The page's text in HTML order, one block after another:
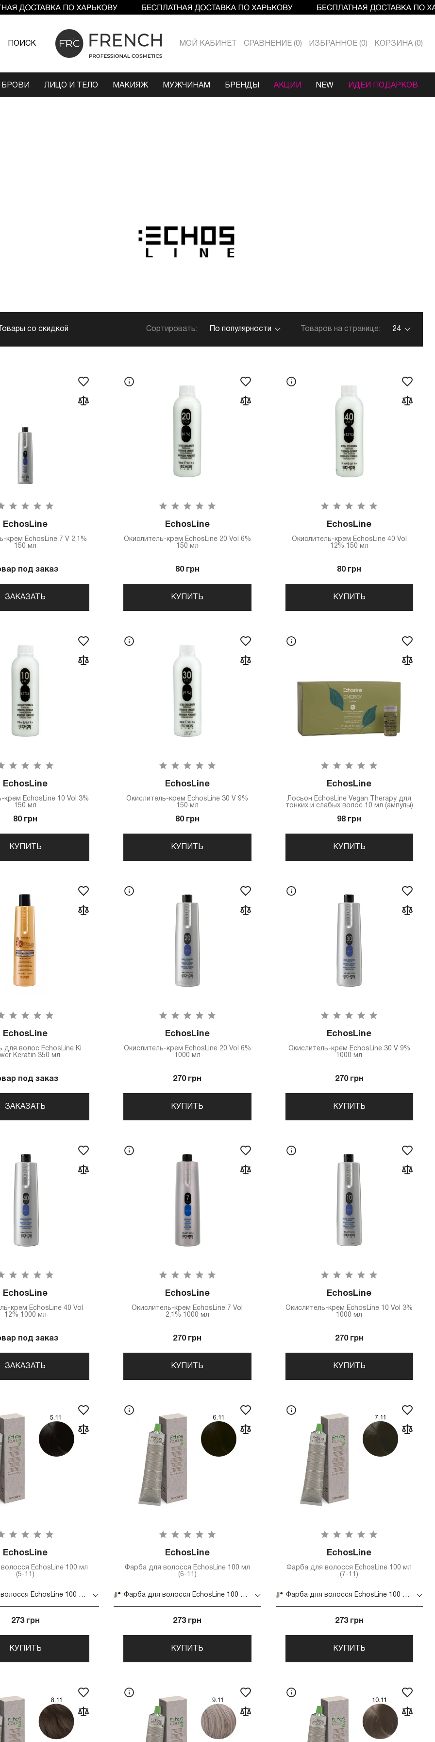
ПОИСК МОЙ КАБИНЕТ СРАВНЕНИЕ 0 ИЗБРАННОЕ 0 КОРЗИНА 0
БРОВИ ЛИЦО И ТЕЛО МАКИЯЖ МУЖЧИНАМ БРЕНДЫ АКЦИИ NEW ИДЕИ ПОДАРКОВ
Товары со скидкой Сортировать: По популярности Товаров на странице: 24
EchosLine
крем EchosLine 7 V 2,1%
150 мл
под заказ
ЗАКАЗАТЬ
EchosLine
Окислитель-крем EchosLine 20 Vol 6%
150 мл
80 грн
КУПИТЬ
EchosLine
Окислитель-крем EchosLine 40 Vol
12% 150 мл
80 грн
КУПИТЬ
EchosLine
крем EchosLine 10 Vol 3%
150 мл
80 грн
КУПИТЬ
EchosLine
Окислитель-крем EchosLine 30 V 9%
150 мл
80 грн
КУПИТЬ
EchosLine
Лосьон EchosLine Vegan Therapy для
тонких и слабых волос 10 мл (ампулы)
98 грн
КУПИТЬ
EchosLine
для волос EchosLine Ki
Keratin 350 мл
под заказ
ЗАКАЗАТЬ
EchosLine
Окислитель-крем EchosLine 20 Vol 6%
1000 мл
270 грн
КУПИТЬ
EchosLine
Окислитель-крем EchosLine 30 V 9%
1000 мл
270 грн
КУПИТЬ
EchosLine
крем EchosLine 40 Vol
12% 1000 мл
под заказ
ЗАКАЗАТЬ
EchosLine
Окислитель-крем EchosLine 7 Vol
2,1% 1000 мл
270 грн
КУПИТЬ
EchosLine
Окислитель-крем EchosLine 10 Vol 3%
1000 мл
270 грн
КУПИТЬ
EchosLine
EchosLine 100 мл
(5-11)
273 грн
КУПИТЬ
EchosLine
Фарба для волосся EchosLine 100 мл
(6-11)
273 грн
КУПИТЬ
EchosLine
Фарба для волосся EchosLine 100 мл
(7-11)
273 грн
КУПИТЬ